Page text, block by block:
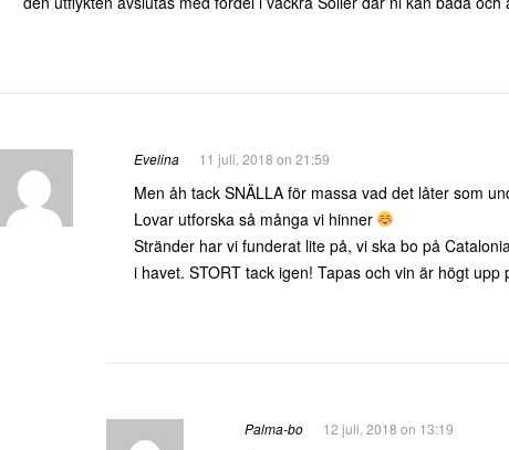
Evelina 11 juli, 2018 on 21:59
Men åh tack SNÄLLA för massa vad det låter som
Lovar utforska så många vi hinner
Stränder har vi funderat lite på, vi ska bo på
i havet. STORT tack igen! Tapas och vin är högt upp
Palma-bo 12 juli, 2018 on 13:19